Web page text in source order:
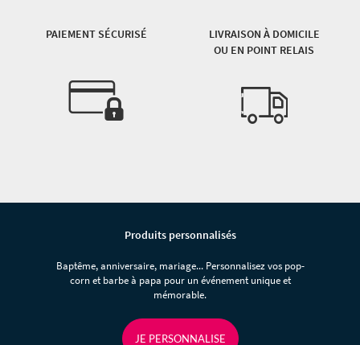
PAIEMENT SÉCURISÉ
LIVRAISON À DOMICILE
OU EN POINT RELAIS
Produits personnalisés
Baptême, anniversaire, mariage... Personnalisez vos pop-
corn et barbe à papa pour un événement unique et
mémorable.
JE PERSONNALISE